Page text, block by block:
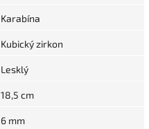
Karabína
Kubický zirkon
Lesklý
18,5 cm
6 mm